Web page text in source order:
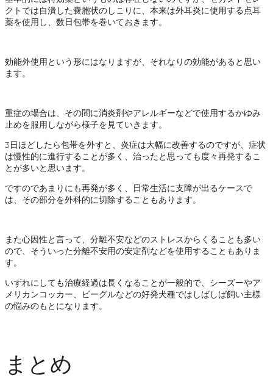
クトでは自潰した嚢胞状のしこりに、本来は外耳炎に使用する点耳
薬を使用し、数日包帯を巻いておきます。
効能外使用という形にはなりますが、それなりの効能があると思い
ます。
重症の場合は、その間に消炎剤やアレルギーなどで使用するかゆみ
止めを服用しながら様子を見ていきます。
3日ほどしたら包帯を外すと、炎症は大幅に改善するのですが、症状
は慢性的に進行することが多く、治ったと思っても度々再発するこ
とが多いと思います。
ですのであまりにも再発が多く、日常生活に支障が出るケースで
は、その部分を外科的に切除することもあります。
また心因性と言って、分離不安などのストレスからくることも多い
ので、そういった分離不安用の安定剤などを使用することもありま
す。
いずれにしても治療経過は長くなることが一般的で、シーズーやア
メリカンコッカー、ビーグルなどの好発犬種ではしばしば飼い主様
の悩みのもとになります。
まとめ